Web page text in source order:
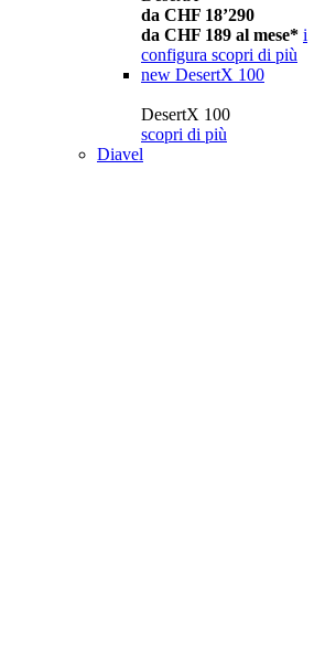
da CHF 18’290
da CHF 189 al mese* i
configura scopri di più
new DesertX 100
DesertX 100
scopri di più
Diavel